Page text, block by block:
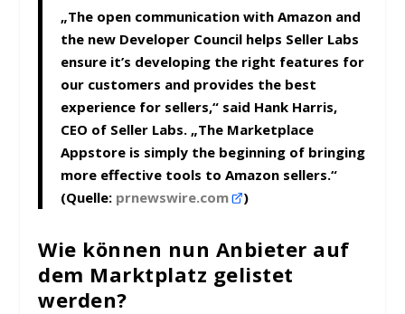
„The open communication with Amazon and
the new Developer Council helps Seller Labs
ensure it’s developing the right features for
our customers and provides the best
experience for sellers,“ said Hank Harris,
CEO of Seller Labs. „The Marketplace
Appstore is simply the beginning of bringing
more effective tools to Amazon sellers.“
(Quelle: prnewswire.com )
Wie können nun Anbieter auf
dem Marktplatz gelistet
werden?